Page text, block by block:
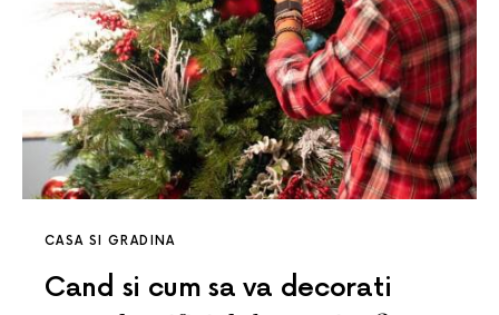
CASA SI GRADINA
Cand si cum sa va decorati